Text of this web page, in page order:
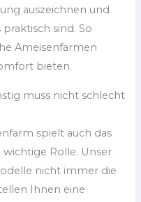
auszeichnen und
sind. So
Ameisenfarmen
bieten.
muss nicht schlecht
spielt auch das
wichtige Rolle. Unser
nicht immer die
Ihnen eine